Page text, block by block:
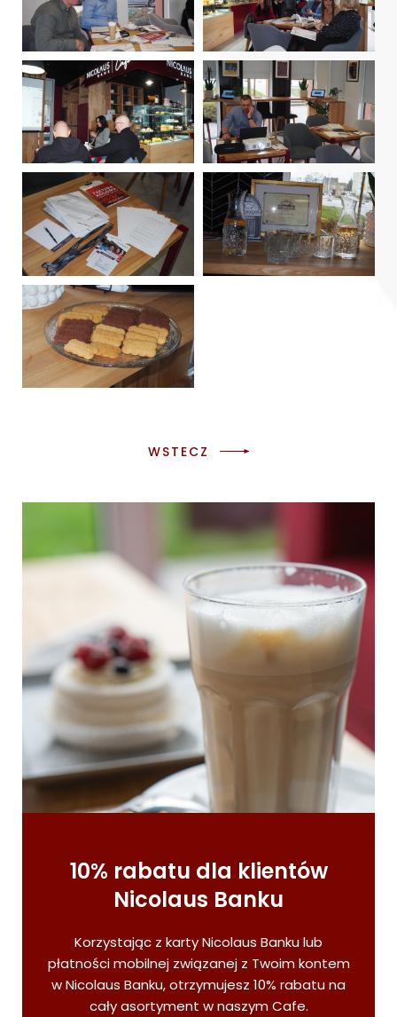
WSTECZ
10% rabatu dla klientów
Nicolaus Banku
Korzystając z karty Nicolaus Banku lub
płatności mobilnej związanej z Twoim kontem
w Nicolaus Banku, otrzymujesz 10% rabatu na
cały asortyment w naszym Cafe.